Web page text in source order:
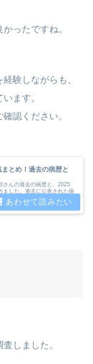
ったですね。
験しながらも、
ます。
認ください。
とめ！過去の病歴と
さんの過去の病歴と、2025
ました。過去に公表された病
しました。